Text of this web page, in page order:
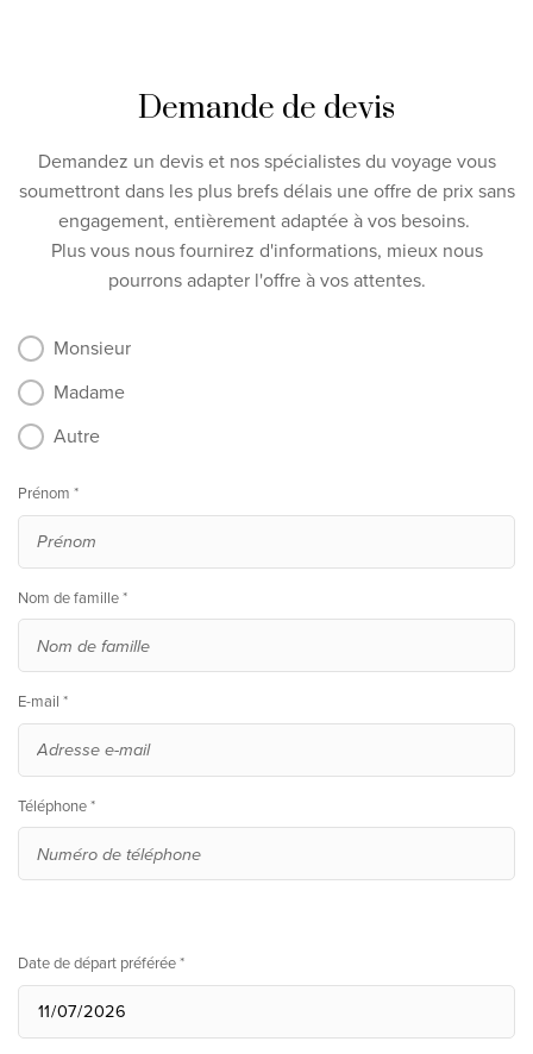
Demande de devis
Demandez un devis et nos spécialistes du voyage vous
soumettront dans les plus brefs délais une offre de prix sans
engagement, entièrement adaptée à vos besoins.
Plus vous nous fournirez d'informations, mieux nous
pourrons adapter l'offre à vos attentes.
Monsieur
Madame
Autre
Prénom *
Nom de famille *
E-mail *
Téléphone *
Date de départ préférée *